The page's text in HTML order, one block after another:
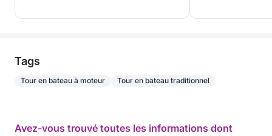
Tags
Tour en bateau à moteur Tour en bateau traditionnel
Avez-vous trouvé toutes les informations dont